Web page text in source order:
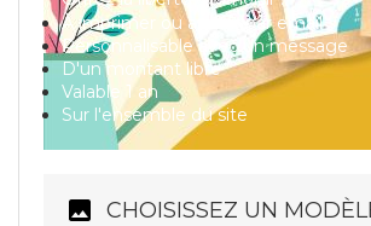
À imprimer ou à offrir par email
Personnalisable avec un message
D'un montant libre
Valable 1 an
Sur l'ensemble du site
CHOISISSEZ UN